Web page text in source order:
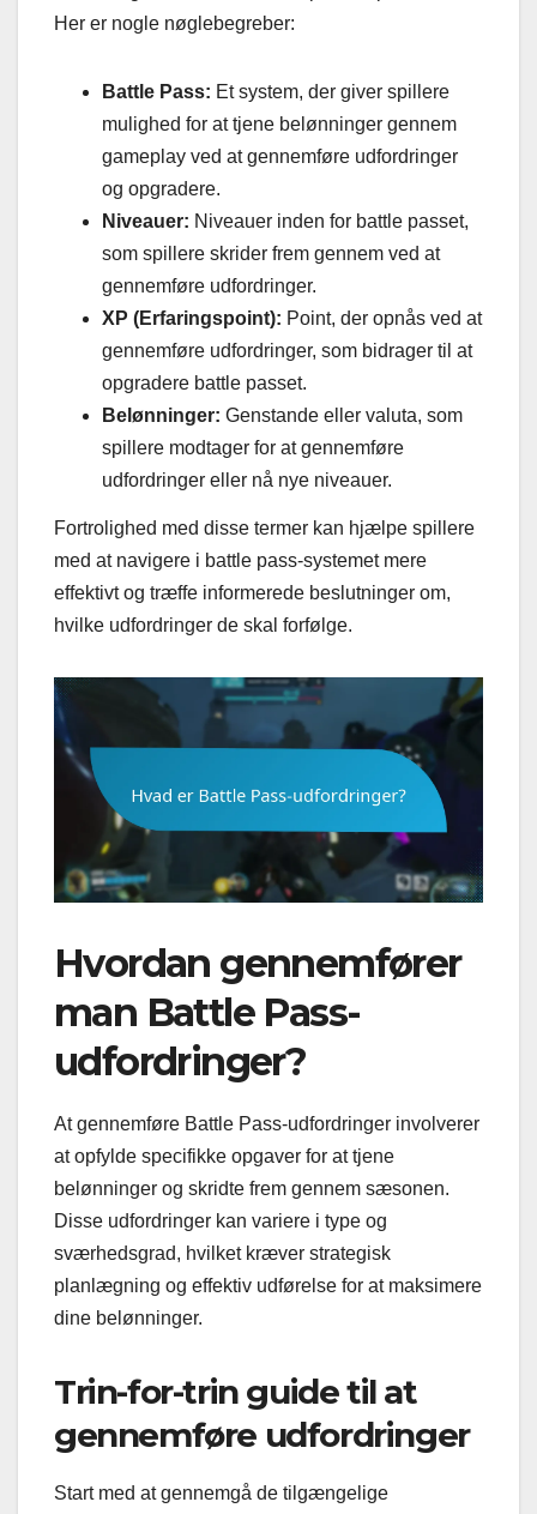
Her er nogle nøglebegreber:
Battle Pass: Et system, der giver spillere
mulighed for at tjene belønninger gennem
gameplay ved at gennemføre udfordringer
og opgradere.
Niveauer: Niveauer inden for battle passet,
som spillere skrider frem gennem ved at
gennemføre udfordringer.
XP (Erfaringspoint): Point, der opnås ved at
gennemføre udfordringer, som bidrager til at
opgradere battle passet.
Belønninger: Genstande eller valuta, som
spillere modtager for at gennemføre
udfordringer eller nå nye niveauer.
Fortrolighed med disse termer kan hjælpe spillere
med at navigere i battle pass-systemet mere
effektivt og træffe informerede beslutninger om,
hvilke udfordringer de skal forfølge.
Hvordan gennemfører
man Battle Pass-
udfordringer?
At gennemføre Battle Pass-udfordringer involverer
at opfylde specifikke opgaver for at tjene
belønninger og skridte frem gennem sæsonen.
Disse udfordringer kan variere i type og
sværhedsgrad, hvilket kræver strategisk
planlægning og effektiv udførelse for at maksimere
dine belønninger.
Trin-for-trin guide til at
gennemføre udfordringer
Start med at gennemgå de tilgængelige